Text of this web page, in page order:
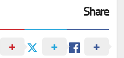
Share